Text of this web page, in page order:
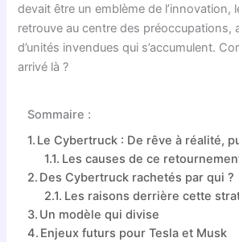
devait être un emblème de l’innovation,
retrouve au centre des préoccupations,
d’unités invendues qui s’accumulent.
arrivé là ?
Sommaire :
Le Cybertruck : De rêve à réalité,
Les causes de ce
Des Cybertruck rachetés par qui ?
Les raisons derrière cette
Un modèle qui divise
Enjeux futurs pour Tesla et Musk